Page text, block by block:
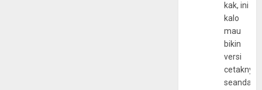
kak, ini
kalo
mau
bikin
versi
cetaknya